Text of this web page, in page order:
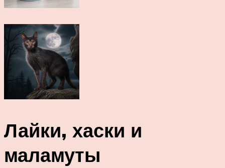
Лайки, хаски и
маламуты